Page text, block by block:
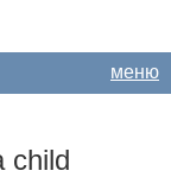
меню
child